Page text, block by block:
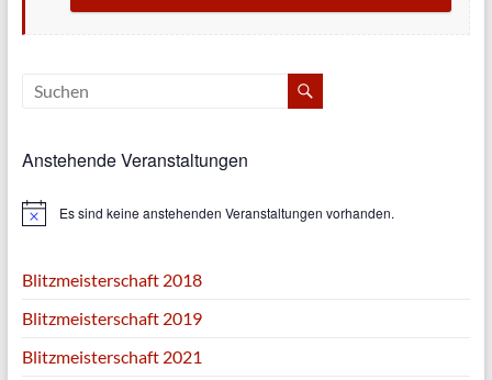
Anstehende Veranstaltungen
H
w
e
s
Es sind keine anstehenden Veranstaltungen vorhanden.
Blitzmeisterschaft 2018
Blitzmeisterschaft 2019
Blitzmeisterschaft 2021